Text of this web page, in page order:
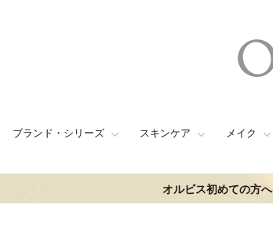
ブランド・シリーズ スキンケア メイク
オルビス初めての方へ